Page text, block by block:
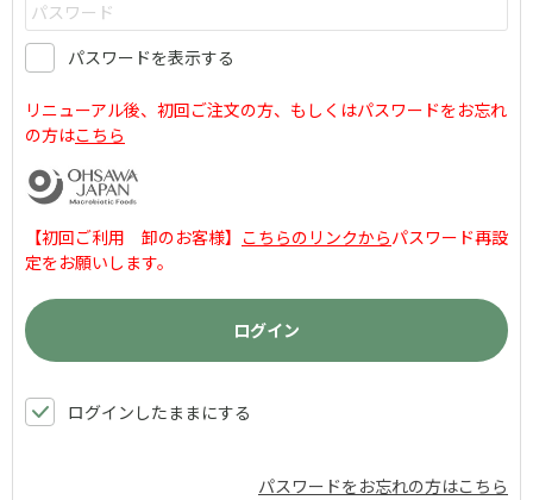
パスワードを表示する
リニューアル後、初回ご注文の方、もしくはパスワードをお忘れ
の方はこちら
【初回ご利用 卸のお客様】 こちらのリンクからパスワード再設
定をお願いします。
ログインしたままにする
パスワードをお忘れの方はこちら